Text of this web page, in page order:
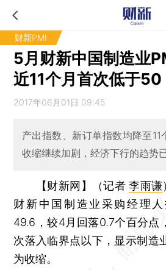
财新PMI
5月财新中国制造业
近11个月首次低于50
2017年06月01日 09:45
产出指数、新订单指数均降至
收缩继续加剧，经济下行的趋势
【财新网】（记者李雨谦
财新中国制造业采购经理人
49.6，较4月回落0.7个百分点
次落入临界点以下，显示制造
为收缩。